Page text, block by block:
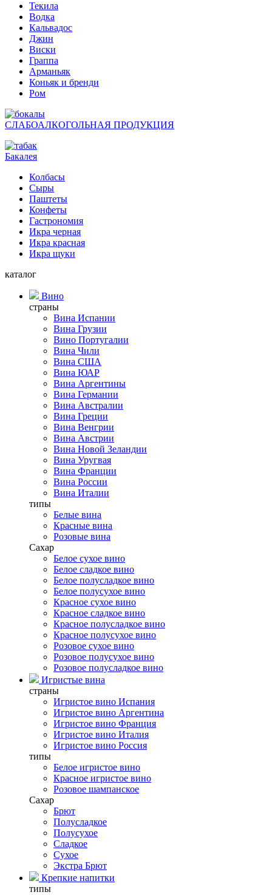
Текила
Водка
Кальвадос
Джин
Виски
Граппа
Арманьяк
Коньяк и бренди
Ром
СЛАБОАЛКОГОЛЬНАЯ ПРОДУКЦИЯ
Бакалея
Колбасы
Сыры
Паштеты
Конфеты
Гастрономия
Икра черная
Икра красная
Икра щуки
каталог
Вино
страны
Вина Испании
Вина Грузии
Вино Португалии
Вина Чили
Вина США
Вина ЮАР
Вина Аргентины
Вина Германии
Вина Австралии
Вина Греции
Вина Венгрии
Вина Австрии
Вина Новой Зеландии
Вина Уругвая
Вина Франции
Вина России
Вина Италии
типы
Белые вина
Красные вина
Розовые вина
Сахар
Белое сухое вино
Белое сладкое вино
Белое полусладкое вино
Белое полусухое вино
Красное сухое вино
Красное сладкое вино
Красное полусладкое вино
Красное полусухое вино
Розовое сухое вино
Розовое полусухое вино
Розовое полусладкое вино
Игристые вина
страны
Игристое вино Испания
Игристое вино Аргентина
Игристое вино Франция
Игристое вино Италия
Игристое вино Россия
типы
Белое игристое вино
Красное игристое вино
Розовое шампанское
Сахар
Брют
Полусладкое
Полусухое
Сладкое
Сухое
Экстра Брют
Крепкие напитки
типы